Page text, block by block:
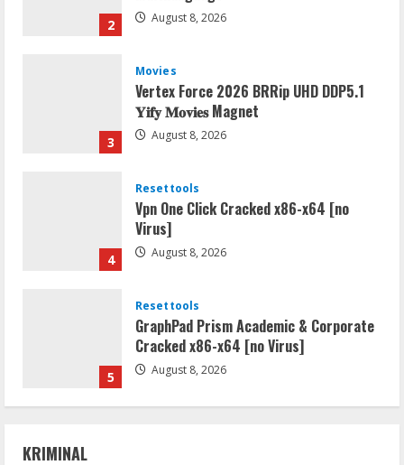
2 August 8, 2026
3
Movies
Vertex Force 2026 BRRip UHD DDP5.1
𝐘𝐢𝐟𝐲 𝐌𝐨𝐯𝐢𝐞𝐬 Magnet
August 8, 2026
4
Resettools
Vpn One Click Cracked x86-x64 [no
Virus]
August 8, 2026
5
Resettools
GraphPad Prism Academic & Corporate
Cracked x86-x64 [no Virus]
August 8, 2026
KRIMINAL